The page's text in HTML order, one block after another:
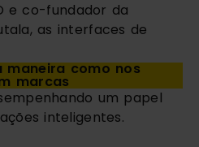
e co-fundador da
as interfaces de
como nos
marcas
um papel
inteligentes.